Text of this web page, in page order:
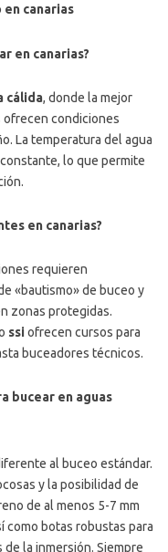
canarias
en canarias?
cálida, donde la mejor
ofrecen condiciones
La temperatura del agua
lo que permite
en canarias?
requieren
«bautismo» de buceo y
zonas protegidas.
ssiofrecen cursos para
buceadores técnicos.
bucear en aguas
al buceo estándar.
y la posibilidad de
de al menos 5-7 mm
como botas robustas para
la inmersión. Siempre